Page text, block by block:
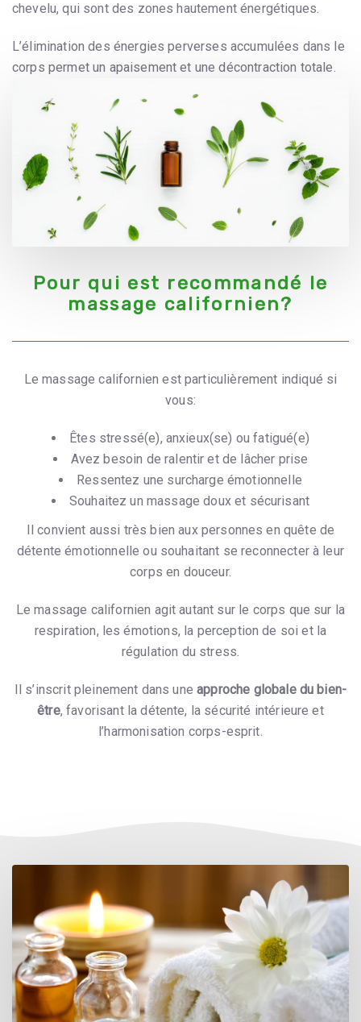
chevelu, qui sont des zones hautement énergétiques.
L’élimination des énergies perverses accumulées dans le
corps permet un apaisement et une décontraction totale.
Pour qui est recommandé le
massage californien?
Le massage californien est particulièrement indiqué si
vous:
Êtes stressé(e), anxieux(se) ou fatigué(e)
Avez besoin de ralentir et de lâcher prise
Ressentez une surcharge émotionnelle
Souhaitez un massage doux et sécurisant
Il convient aussi très bien aux personnes en quête de
détente émotionnelle ou souhaitant se reconnecter à leur
corps en douceur.
Le massage californien agit autant sur le corps que sur la
respiration, les émotions, la perception de soi et la
régulation du stress.
Il s’inscrit pleinement dans uneapproche globale du bien-
être, favorisant la détente, la sécurité intérieure et
l’harmonisation corps-esprit.